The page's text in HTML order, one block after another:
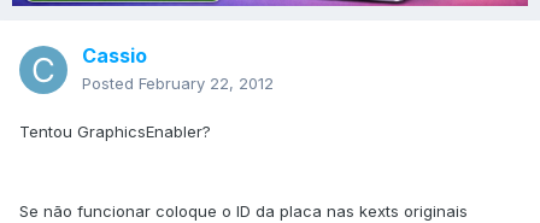
Cassio
Posted February 22, 2012
Tentou GraphicsEnabler?
Se não funcionar coloque o ID da placa nas kexts originais